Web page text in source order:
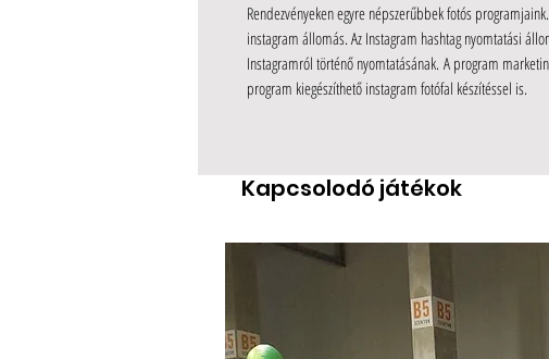
Rendezvényeken egyre népszerűbbek fotós
instagram állomás. Az Instagram hashtag nyomtatási
Instagramról történő nyomtatásának. A program
program kiegészíthető instagram fotófal készítéssel is.
Kapcsolodó játékok